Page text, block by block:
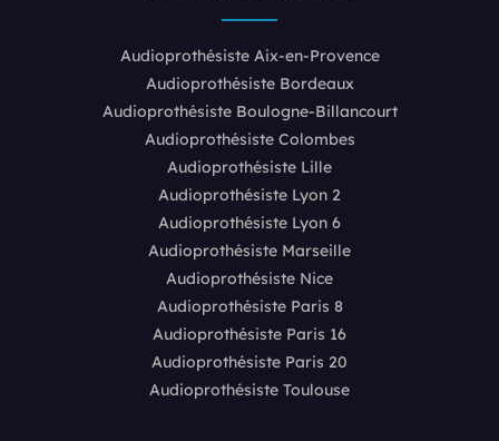
Audioprothésiste Aix-en-Provence
Audioprothésiste Bordeaux
Audioprothésiste Boulogne-Billancourt
Audioprothésiste Colombes
Audioprothésiste Lille
Audioprothésiste Lyon 2
Audioprothésiste Lyon 6
Audioprothésiste Marseille
Audioprothésiste Nice
Audioprothésiste Paris 8
Audioprothésiste Paris 16
Audioprothésiste Paris 20
Audioprothésiste Toulouse